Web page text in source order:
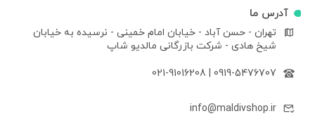
آدرس ما
تهران - حسن آباد - خیابان امام خمینی - نرسیده به خیابان
شیخ هادی - شرکت بازرگانی مالدیو شاپ
0919-5476707
021-91016208
info@maldivshop.ir